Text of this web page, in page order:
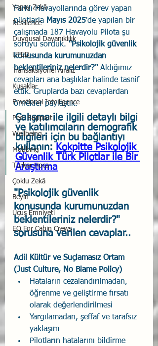
Yapay Zekâ
Resilience
Duygusal Dayanıklılık
UTED
Transaksiyonel Analiz
Kuşaklar
Emotional Intelligence
Peer Support
Wellbeing
Mobbing
Türker Hoca
Çoklu Zekâ
Beyin
Uçuş Emniyeti
EQ For Cabin Crews
Farklı Havayollarında görev yapan
pilotlarla Mayıs 2025'de yapılan bir
çalışmada 187 Havayolu Pilota şu
soruyu sorduk. "Psikolojik güvenlik
konusunda kurumunuzdan
beklentileriniz nelerdir?" Aldığımız
cevapları ana başlıklar halinde tasnif
ettik. Gruplarda bazı cevaplardan
örnekler paylaştık.
Çalışma ile ilgili detaylı bilgi
ve katılımcıların demografik
bilgileri için bu bağlantıyı
kullanın: Kokpitte Psikolojik
Güvenlik Türk Pilotlar ile Bir
Araştırma
"Psikolojik güvenlik
konusunda kurumunuzdan
beklentileriniz nelerdir?"
sorusuna verilen cevaplar..
Adil Kültür ve Suçlamasız Ortam
(Just Culture, No Blame Policy)
Hataların cezalandırılmadan,
öğrenme ve geliştirme fırsatı
olarak değerlendirilmesi
Yargılamadan, şeffaf ve tarafsız
yaklaşım
Pilotların hatalarını bildirme